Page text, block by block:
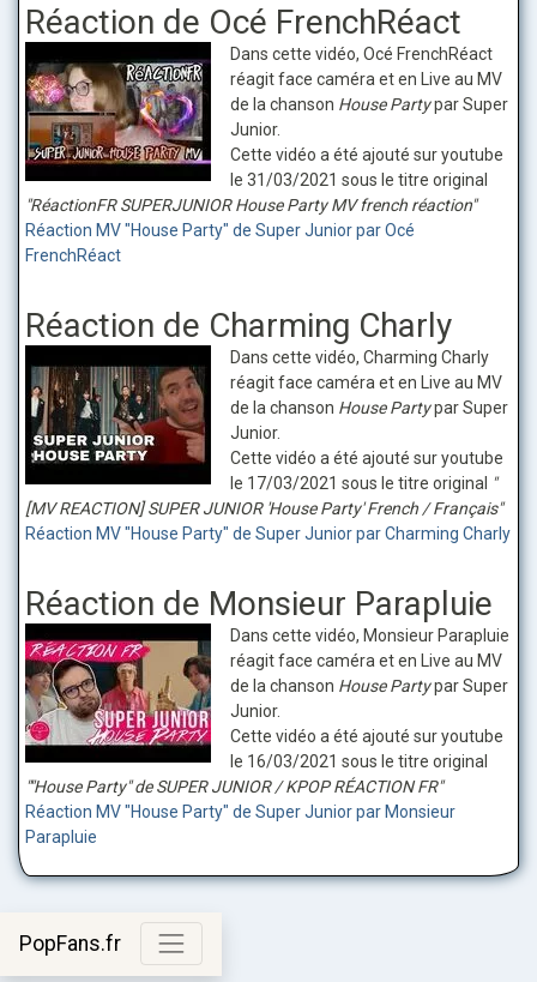
Réaction de Océ FrenchRéact
Dans cette vidéo, Océ FrenchRéact
réagit face caméra et en Live au MV
de la chanson House Partypar Super
Junior.
Cette vidéo a été ajouté sur youtube
le 31/03/2021 sous le titre original
"RéactionFR SUPERJUNIOR House Party MV french réaction"
Réaction MV "House Party" de Super Junior par Océ
FrenchRéact
Réaction de Charming Charly
Dans cette vidéo, Charming Charly
réagit face caméra et en Live au MV
de la chanson House Partypar Super
Junior.
Cette vidéo a été ajouté sur youtube
le 17/03/2021 sous le titre original "
[MV REACTION] SUPER JUNIOR 'House Party' French / Français"
Réaction MV "House Party" de Super Junior par Charming Charly
Réaction de Monsieur Parapluie
Dans cette vidéo, Monsieur Parapluie
réagit face caméra et en Live au MV
de la chanson House Partypar Super
Junior.
Cette vidéo a été ajouté sur youtube
le 16/03/2021 sous le titre original
""House Party" de SUPER JUNIOR / KPOP RÉACTION FR"
Réaction MV "House Party" de Super Junior par Monsieur
Parapluie
PopFans.fr